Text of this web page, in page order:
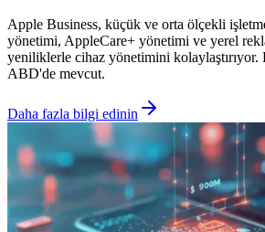
Apple Business, küçük ve orta ölçekli
yönetimi, AppleCare+ yönetimi ve yerel
yeniliklerle cihaz yönetimini kolaylaştırıyor.
ABD'de mevcut.
Daha fazla bilgi edinin